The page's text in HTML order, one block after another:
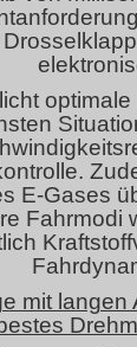
E-Gases
Fahrmodi
mit langen
bestes